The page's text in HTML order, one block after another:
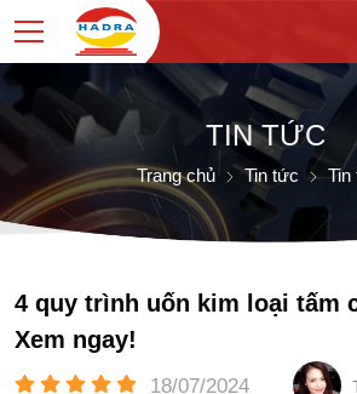
TIN TỨC
Trang chủ Tin tức Tin
4 quy trình uốn kim loại tấm
Xem ngay!
18/07/2024